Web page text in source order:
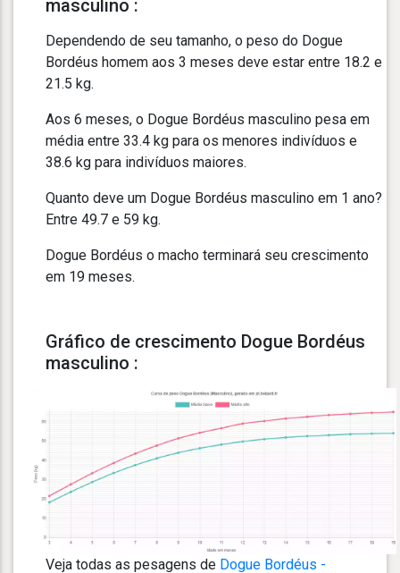
masculino :
Dependendo de seu tamanho, o peso do Dogue
Bordéus homem aos 3 meses deve estar entre 18.2 e
21.5 kg.
Aos 6 meses, o Dogue Bordéus masculino pesa em
média entre 33.4 kg para os menores indivíduos e
38.6 kg para indivíduos maiores.
Quanto deve um Dogue Bordéus masculino em 1 ano?
Entre 49.7 e 59 kg.
Dogue Bordéus o macho terminará seu crescimento
em 19 meses.
Gráfico de crescimento Dogue Bordéus
masculino :
Veja todas as pesagens de Dogue Bordéus -